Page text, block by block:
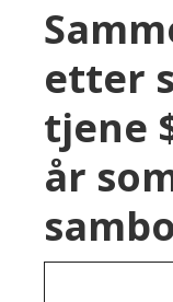
etter
tjene
år